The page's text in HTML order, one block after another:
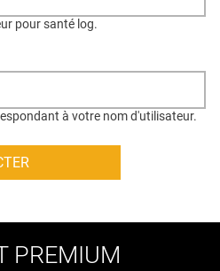
pour santé log.
à votre nom d'utilisateur.
PREMIUM